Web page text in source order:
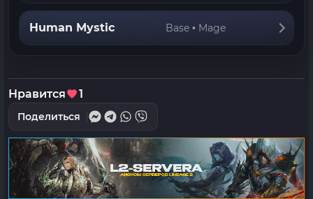
Human Mystic Base • Mage
Нравится 1
Поделиться